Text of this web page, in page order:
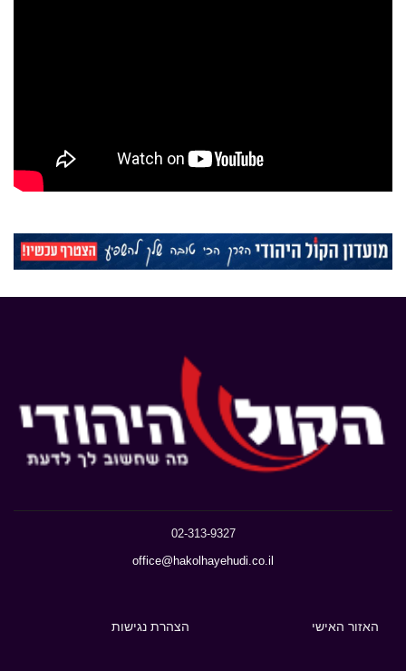
02-313-9327
office@hakolhayehudi.co.il
האזור האישי הצהרת נגישות